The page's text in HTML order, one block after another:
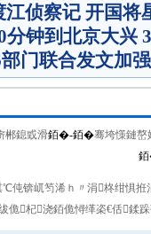
江侦察记 开国将
钟到北京大兴
门联合发文加
郴鎴戜滑銆�-銆�骞垮憡鏈嶅
℃伅锛屼笉浠ｈ〃涓柊绀惧
佹杞浇銆佹憳缂栥€佸鍒